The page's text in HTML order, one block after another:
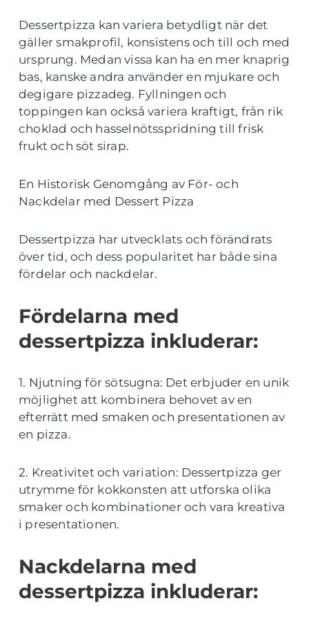
Dessertpizza kan variera betydligt när det
gäller smakprofil, konsistens och till och med
ursprung. Medan vissa kan ha en mer knaprig
bas, kanske andra använder en mjukare och
degigare pizzadeg. Fyllningen och
toppingen kan också variera kraftigt, från rik
choklad och hasselnötsspridning till frisk
frukt och söt sirap.
En Historisk Genomgång av För- och
Nackdelar med Dessert Pizza
Dessertpizza har utvecklats och förändrats
över tid, och dess popularitet har både sina
fördelar och nackdelar.
Fördelarna med
dessertpizza inkluderar:
1. Njutning för sötsugna: Det erbjuder en unik
möjlighet att kombinera behovet av en
efterrätt med smaken och presentationen av
en pizza.
2. Kreativitet och variation: Dessertpizza ger
utrymme för kokkonsten att utforska olika
smaker och kombinationer och vara kreativa
i presentationen.
Nackdelarna med
dessertpizza inkluderar: